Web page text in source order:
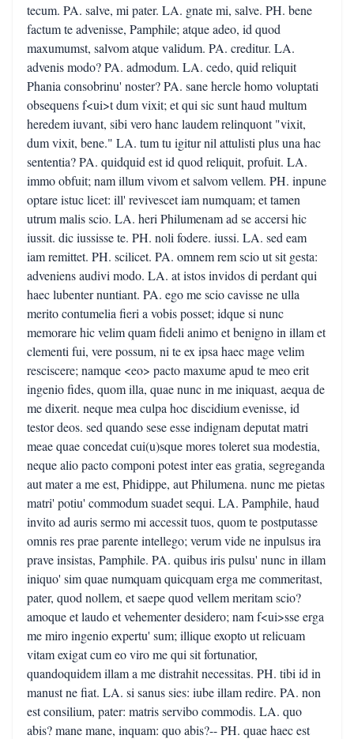
tecum. PA. salve, mi pater. LA. gnate mi, salve. PH. bene
factum te advenisse, Pamphile; atque adeo, id quod
maxumumst, salvom atque validum. PA. creditur. LA.
advenis modo? PA. admodum. LA. cedo, quid reliquit
Phania consobrinu' noster? PA. sane hercle homo voluptati
obsequens f<ui>t dum vixit; et qui sic sunt haud multum
heredem iuvant, sibi vero hanc laudem relinquont "vixit,
dum vixit, bene." LA. tum tu igitur nil attulisti plus una hac
sententia? PA. quidquid est id quod reliquit, profuit. LA.
immo obfuit; nam illum vivom et salvom vellem. PH. inpune
optare istuc licet: ill' revivescet iam numquam; et tamen
utrum malis scio. LA. heri Philumenam ad se accersi hic
iussit. dic iussisse te. PH. noli fodere. iussi. LA. sed eam
iam remittet. PH. scilicet. PA. omnem rem scio ut sit gesta:
adveniens audivi modo. LA. at istos invidos di perdant qui
haec lubenter nuntiant. PA. ego me scio cavisse ne ulla
merito contumelia fieri a vobis posset; idque si nunc
memorare hic velim quam fideli animo et benigno in illam et
clementi fui, vere possum, ni te ex ipsa haec mage velim
resciscere; namque <eo> pacto maxume apud te meo erit
ingenio fides, quom illa, quae nunc in me iniquast, aequa de
me dixerit. neque mea culpa hoc discidium evenisse, id
testor deos. sed quando sese esse indignam deputat matri
meae quae concedat cui(u)sque mores toleret sua modestia,
neque alio pacto componi potest inter eas gratia, segreganda
aut mater a me est, Phidippe, aut Philumena. nunc me pietas
matri' potiu' commodum suadet sequi. LA. Pamphile, haud
invito ad auris sermo mi accessit tuos, quom te postputasse
omnis res prae parente intellego; verum vide ne inpulsus ira
prave insistas, Pamphile. PA. quibus iris pulsu' nunc in illam
iniquo' sim quae numquam quicquam erga me commeritast,
pater, quod nollem, et saepe quod vellem meritam scio?
amoque et laudo et vehementer desidero; nam f<ui>sse erga
me miro ingenio expertu' sum; illique exopto ut relicuam
vitam exigat cum eo viro me qui sit fortunatior,
quandoquidem illam a me distrahit necessitas. PH. tibi id in
manust ne fiat. LA. si sanus sies: iube illam redire. PA. non
est consilium, pater: matris servibo commodis. LA. quo
abis? mane mane, inquam: quo abis?-- PH. quae haec est